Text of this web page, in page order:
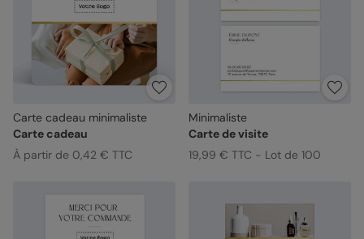
Carte cadeau minimaliste
Carte cadeau
À partir de 0,42 € TTC
Minimaliste
Carte de visite
19,99 € TTC - Lot de 100